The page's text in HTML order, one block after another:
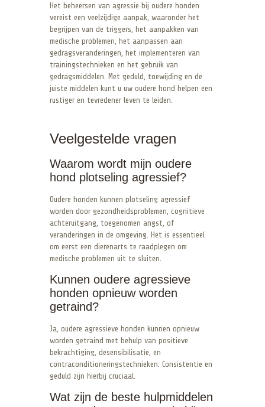
Het beheersen van agressie bij oudere honden
vereist een veelzijdige aanpak, waaronder het
begrijpen van de triggers, het aanpakken van
medische problemen, het aanpassen aan
gedragsveranderingen, het implementeren van
trainingstechnieken en het gebruik van
gedragsmiddelen. Met geduld, toewijding en de
juiste middelen kunt u uw oudere hond helpen een
rustiger en tevredener leven te leiden.
Veelgestelde vragen
Waarom wordt mijn oudere
hond plotseling agressief?
Oudere honden kunnen plotseling agressief
worden door gezondheidsproblemen, cognitieve
achteruitgang, toegenomen angst, of
veranderingen in de omgeving. Het is essentieel
om eerst een dierenarts te raadplegen om
medische problemen uit te sluiten.
Kunnen oudere agressieve
honden opnieuw worden
getraind?
Ja, oudere agressieve honden kunnen opnieuw
worden getraind met behulp van positieve
bekrachtiging, desensibilisatie, en
contraconditioneringstechnieken. Consistentie en
geduld zijn hierbij cruciaal.
Wat zijn de beste hulpmiddelen